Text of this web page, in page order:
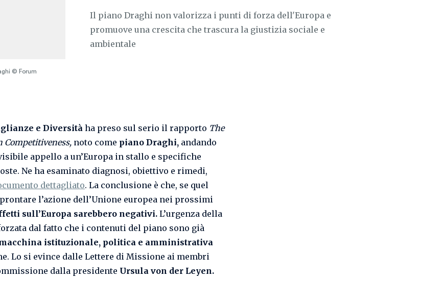
Il piano Draghi non valorizza i punti di forza dell'Europa e
promuove una crescita che trascura la giustizia sociale e
ambientale
© Forum
e Diversità ha preso sul serio il rapporto The
Competitiveness, noto come piano Draghi, andando
appello a un’Europa in stallo e specifiche
Ne ha esaminato diagnosi, obiettivo e rimedi,
dettagliato. La conclusione è che, se quel
l’azione dell’Unione europea nei prossimi
sull’Europa sarebbero negativi. L’urgenza della
dal fatto che i contenuti del piano sono già
istituzionale, politica e amministrativa
Lo si evince dalle Lettere di Missione ai membri
dalla presidente Ursula von der Leyen.